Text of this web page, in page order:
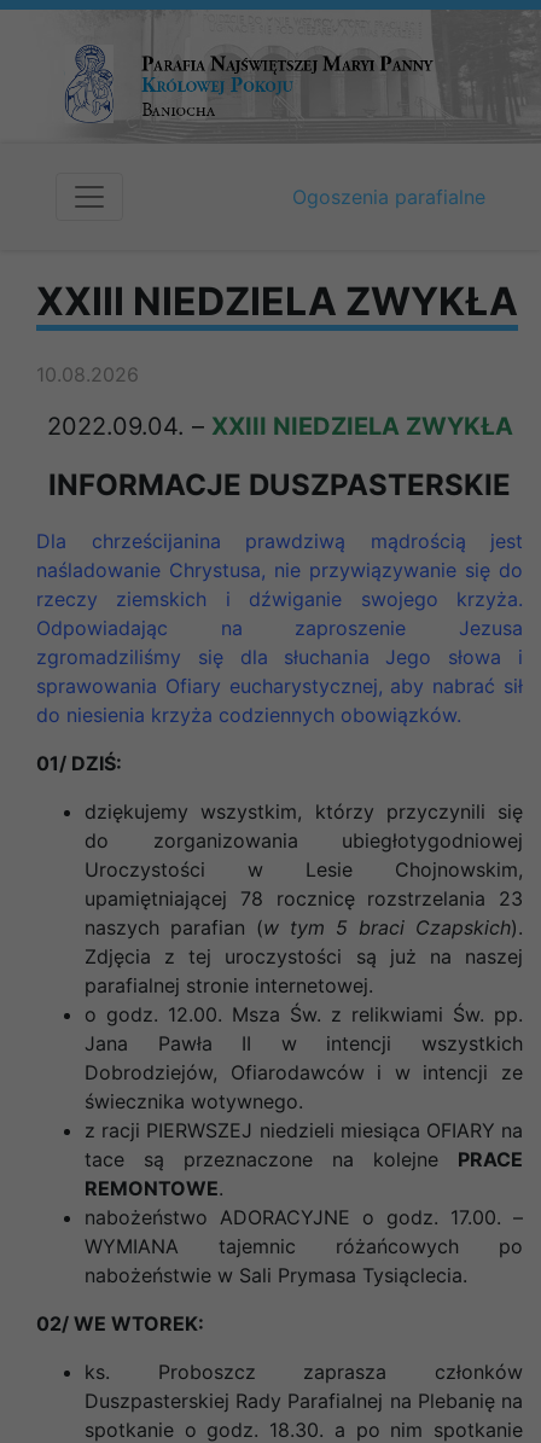
Ogoszenia parafialne
XXIII NIEDZIELA ZWYKŁA
10.08.2026
2022.09.04. – XXIII NIEDZIELA ZWYKŁA
INFORMACJE DUSZPASTERSKIE
Dla chrześcijanina prawdziwą mądrością jest
naśladowanie Chrystusa, nie przywiązywanie się do
rzeczy ziemskich i dźwiganie swojego krzyża.
Odpowiadając na zaproszenie Jezusa
zgromadziliśmy się dla słuchania Jego słowa i
sprawowania Ofiary eucharystycznej, aby nabrać sił
do niesienia krzyża codziennych obowiązków.
01/ DZIŚ:
dziękujemy wszystkim, którzy przyczynili się
do zorganizowania ubiegłotygodniowej
Uroczystości w Lesie Chojnowskim,
upamiętniającej 78 rocznicę rozstrzelania 23
naszych parafian (w tym 5 braci Czapskich).
Zdjęcia z tej uroczystości są już na naszej
parafialnej stronie internetowej.
o godz. 12.00. Msza Św. z relikwiami Św. pp.
Jana Pawła II w intencji wszystkich
Dobrodziejów, Ofiarodawców i w intencji ze
świecznika wotywnego.
z racji PIERWSZEJ niedzieli miesiąca OFIARY na
tace są przeznaczone na kolejne PRACE
REMONTOWE.
nabożeństwo ADORACYJNE o godz. 17.00. –
WYMIANA tajemnic różańcowych po
nabożeństwie w Sali Prymasa Tysiąclecia.
02/ WE WTOREK:
ks. Proboszcz zaprasza członków
Duszpasterskiej Rady Parafialnej na Plebanię na
spotkanie o godz. 18.30. a po nim spotkanie